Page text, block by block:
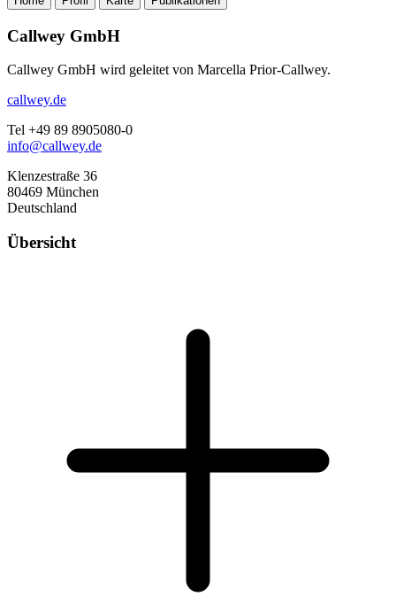
Callwey GmbH
Callwey GmbH wird geleitet von Marcella Prior-Callwey.
callwey.de
Tel +49 89 8905080-0
info@callwey.de
Klenzestraße 36
80469 München
Deutschland
Übersicht